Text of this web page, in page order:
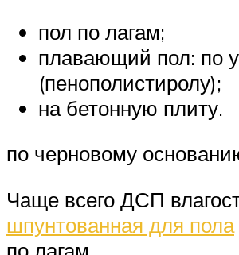
пол по лагам;
плавающий пол: по
(пенополистиролу);
на бетонную плиту.
по черновому
Чаще всего ДСП
шпунтованная для пола